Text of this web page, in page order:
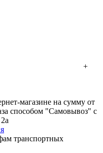
+
магазине на сумму от
способом "Самовывоз" с
транспортных